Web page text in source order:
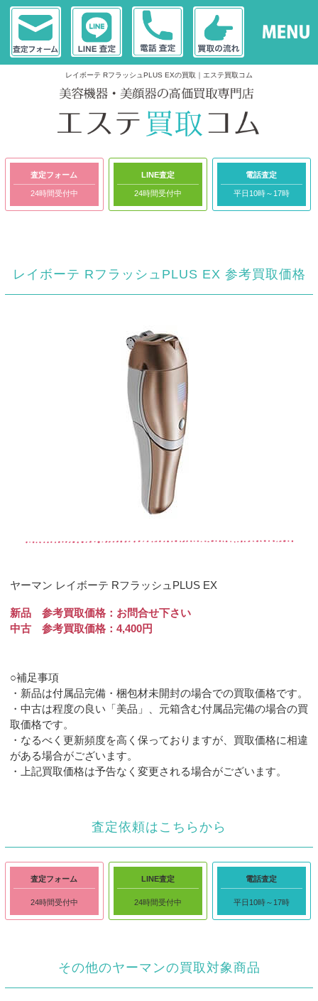
レイボーテ RフラッシュPLUS EXの買取｜エステ買取コム
査定フォーム
24時間受付中
LINE査定
24時間受付中
電話査定
平日10時～17時
レイボーテ RフラッシュPLUS EX 参考買取価格
ヤーマン レイボーテ RフラッシュPLUS EX
新品 参考買取価格：お問合せ下さい
中古 参考買取価格：4,400円
○補足事項
・新品は付属品完備・梱包材未開封の場合での買取価格です。
・中古は程度の良い「美品」、元箱含む付属品完備の場合の買
取価格です。
・なるべく更新頻度を高く保っておりますが、買取価格に相違
がある場合がございます。
・上記買取価格は予告なく変更される場合がございます。
査定依頼はこちらから
査定フォーム
24時間受付中
LINE査定
24時間受付中
電話査定
平日10時～17時
その他のヤーマンの買取対象商品